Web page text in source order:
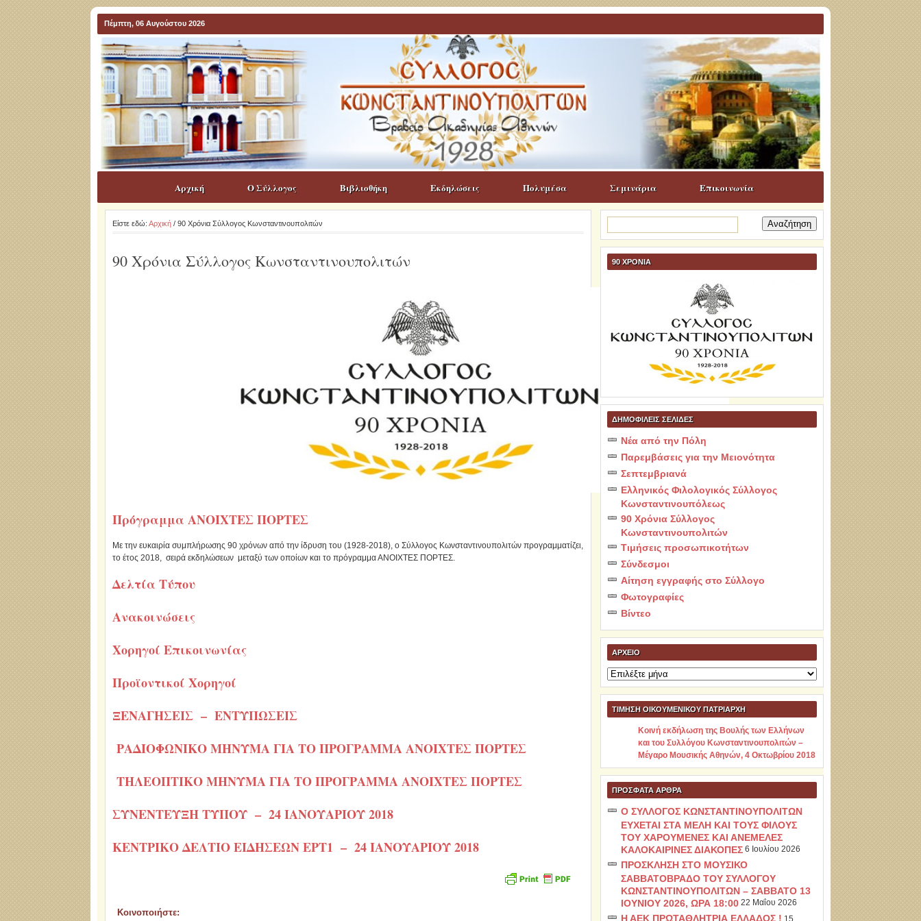
Πέμπτη, 06 Αυγούστου 2026
Αρχική Ο Σύλλογος Βιβλιοθήκη Εκδηλώσεις Πολυμέσα Σεμινάρια Επικοινωνία
Είστε εδώ: Αρχική/ 90 Χρόνια Σύλλογος Κωνσταντινουπολιτών
90 Χρόνια Σύλλογος Κωνσταντινουπολιτών
Πρόγραμμα ΑΝΟΙΧΤΕΣ ΠΟΡΤΕΣ
Με την ευκαιρία συμπλήρωσης 90 χρόνων από την ίδρυση του (1928-2018), ο Σύλλογος Κωνσταντινουπολιτών προγραμματίζει,
το έτος 2018, σειρά εκδηλώσεων μεταξύ των οποίων και το πρόγραμμα ΑΝΟΙΧΤΕΣ ΠΟΡΤΕΣ.
Δελτία Τύπου
Ανακοινώσεις
Χορηγοί Επικοινωνίας
Προϊοντικοί Χορηγοί
ΞΕΝΑΓΗΣΕΙΣ – ΕΝΤΥΠΩΣΕΙΣ
ΡΑΔΙΟΦΩΝΙΚΟ ΜΗΝΥΜΑ ΓΙΑ ΤΟ ΠΡΟΓΡΑΜΜΑ ΑΝΟΙΧΤΕΣ ΠΟΡΤΕΣ
ΤΗΛΕΟΠΤΙΚΟ ΜΗΝΥΜΑ ΓΙΑ ΤΟ ΠΡΟΓΡΑΜΜΑ ΑΝΟΙΧΤΕΣ ΠΟΡΤΕΣ
ΣΥΝΕΝΤΕΥΞΗ ΤΥΠΟΥ – 24 ΙΑΝΟΥΑΡΙΟΥ 2018
ΚΕΝΤΡΙΚΟ ΔΕΛΤΙΟ ΕΙΔΗΣΕΩΝ ΕΡΤ1 – 24 ΙΑΝΟΥΑΡΙΟΥ 2018
Κοινοποιήστε:
για:
90 ΧΡΟΝΙΑ
ΔΗΜΟΦΙΛΕΙΣ ΣΕΛΙΔΕΣ
Νέα από την Πόλη
Παρεμβάσεις για την Μειονότητα
Σεπτεμβριανά
Ελληνικός Φιλολογικός Σύλλογος
Κωνσταντινουπόλεως
90 Χρόνια Σύλλογος
Κωνσταντινουπολιτών
Τιμήσεις προσωπικοτήτων
Σύνδεσμοι
Αίτηση εγγραφής στο Σύλλογο
Φωτογραφίες
Βίντεο
ΑΡΧΕΊΟ
Αρχείο
ΤΙΜΗΣΗ ΟΙΚΟΥΜΕΝΙΚΟΥ ΠΑΤΡΙΑΡΧΗ
Κοινή εκδήλωση της Βουλής των Ελλήνων
και του Συλλόγου Κωνσταντινουπολιτών –
Μέγαρο Μουσικής Αθηνών, 4 Οκτωβρίου 2018
ΠΡΌΣΦΑΤΑ ΆΡΘΡΑ
Ο ΣΥΛΛΟΓΟΣ ΚΩΝΣΤΑΝΤΙΝΟΥΠΟΛΙΤΩΝ
ΕΥΧΕΤΑΙ ΣΤΑ ΜΕΛΗ ΚΑΙ ΤΟΥΣ ΦΙΛΟΥΣ
ΤΟΥ ΧΑΡΟΥΜΕΝΕΣ ΚΑΙ ΑΝΕΜΕΛΕΣ
ΚΑΛΟΚΑΙΡΙΝΕΣ ΔΙΑΚΟΠΕΣ 6 Ιουλίου 2026
ΠΡΟΣΚΛΗΣΗ ΣΤΟ ΜΟΥΣΙΚΟ
ΣΑΒΒΑΤΟΒΡΑΔΟ ΤΟΥ ΣΥΛΛΟΓΟΥ
ΚΩΝΣΤΑΝΤΙΝΟΥΠΟΛΙΤΩΝ – ΣΑΒΒΑΤΟ 13
ΙΟΥΝΙΟΥ 2026, ΩΡΑ 18:00 22 Μαΐου 2026
Η ΑΕΚ ΠΡΩΤΑΘΛΗΤΡΙΑ ΕΛΛΑΔΟΣ !